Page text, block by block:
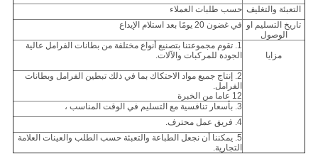
التعبئة والتغليف حسب طلبات العملاء
تاريخ التسليم او
الوصول
في غضون 20 يومًا بعد استلام الإيداع
مزايا
1. تقوم مجموعتنا بتصنيع أنواع مختلفة من بطانات الفرامل عالية
الجودة للمركبات والآلات.
2. إنتاج جميع مواد الاحتكاك بما في ذلك تبطين الفرامل وبطانات
الفرامل.
12 عاما من الخبرة
3. بأسعار تنافسية مع التسليم في الوقت المناسب ،
4. فريق عمل محترف.
5. يمكننا أن نجعل الطباعة والتعبئة حسب الطلب والعينات العلامة
التجارية.